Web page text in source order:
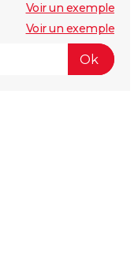
Voir un exemple
Voir un exemple